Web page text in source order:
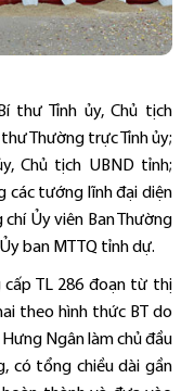
thư Tỉnh ủy, Chủ tịch
Thường trực Tỉnh ủy;
Chủ tịch UBND tỉnh;
các tướng lĩnh đại diện
chí Ủy viên Ban Thường
ban MTTQ tỉnh dự.
TL 286 đoạn từ thị
theo hình thức BT do
Ngân làm chủ đầu
có tổng chiều dài gần